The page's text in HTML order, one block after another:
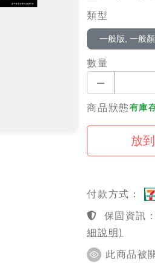
類型
一般版, 一般
數量
商品狀態有庫
付款方式：
保固資訊
細說明)
此商品被